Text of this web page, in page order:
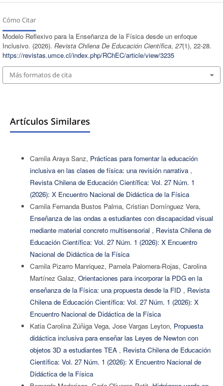
Cómo Citar
Modelo Reflexivo para la Enseñanza de la Física desde un enfoque
Inclusivo. (2026). Revista Chilena De Educación Científica, 27(1), 22-28.
https://revistas.umce.cl/index.php/RChEC/article/view/3235
Más formatos de cita
Artículos Similares
Camila Araya Sanz, Prácticas para fomentar la educación
inclusiva en las clases de física: una revisión narrativa ,
Revista Chilena de Educación Científica: Vol. 27 Núm. 1
(2026): X Encuentro Nacional de Didáctica de la Física
Camila Fernanda Bustos Palma, Cristian Domínguez Vera,
Enseñanza de las ondas a estudiantes con discapacidad visual
mediante material concreto multisensorial , Revista Chilena de
Educación Científica: Vol. 27 Núm. 1 (2026): X Encuentro
Nacional de Didáctica de la Física
Camila Pizarro Manriquez, Pamela Palomera-Rojas, Carolina
Martínez Galaz, Orientaciones para incorporar la PDG en la
enseñanza de la Física: una propuesta desde la FID , Revista
Chilena de Educación Científica: Vol. 27 Núm. 1 (2026): X
Encuentro Nacional de Didáctica de la Física
Katia Carolina Zúñiga Vega, Jose Vargas Leyton, Propuesta
didáctica inclusiva para enseñar las Leyes de Newton con
objetos 3D a estudiantes TEA , Revista Chilena de Educación
Científica: Vol. 27 Núm. 1 (2026): X Encuentro Nacional de
Didáctica de la Física